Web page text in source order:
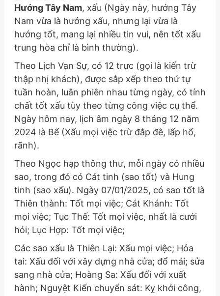
Hướng Tây Nam, xấu (Ngày này, hướng Tây
Nam vừa là hướng xấu, nhưng lại vừa là
hướng tốt, mang lại nhiều tin vui, nên tốt xấu
trung hòa chỉ là bình thường).
Theo Lịch Vạn Sự, có 12 trực (gọi là kiến trừ
thập nhị khách), được sắp xếp theo thứ tự
tuần hoàn, luân phiên nhau từng ngày, có tính
chất tốt xấu tùy theo từng công việc cụ thể.
Ngày hôm nay, lịch âm ngày 8 tháng 12 năm
2024 là Bế (Xấu mọi việc trừ đắp đê, lấp hố,
rãnh).
Theo Ngọc hạp thông thư, mỗi ngày có nhiều
sao, trong đó có Cát tinh (sao tốt) và Hung
tinh (sao xấu). Ngày 07/01/2025, có sao tốt là
Thiên thành: Tốt mọi việc; Cát Khánh: Tốt
mọi việc; Tục Thế: Tốt mọi việc, nhất là cưới
hỏi; Lục Hợp: Tốt mọi việc;
Các sao xấu là Thiên Lại: Xấu mọi việc; Hỏa
tai: Xấu đối với xây dựng nhà cửa; đổ mái; sửa
sang nhà cửa; Hoàng Sa: Xấu đối với xuất
hành; Nguyệt Kiến chuyển sát: Kỵ khởi công,